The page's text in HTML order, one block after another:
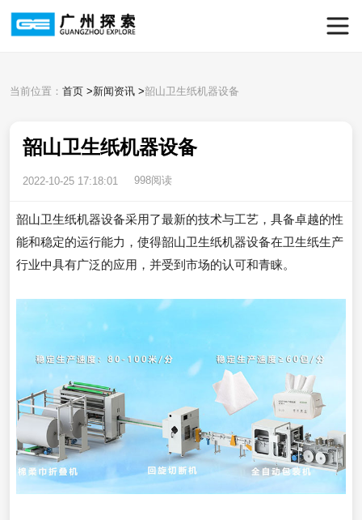
当前位置： 首页 >新闻资讯 >韶山卫生纸机器设备
韶山卫生纸机器设备
2022-10-25 17:18:01 998阅读
韶山卫生纸机器设备采用了最新的技术与工艺，具备卓越的性
能和稳定的运行能力，使得韶山卫生纸机器设备在卫生纸生产
行业中具有广泛的应用，并受到市场的认可和青睐。